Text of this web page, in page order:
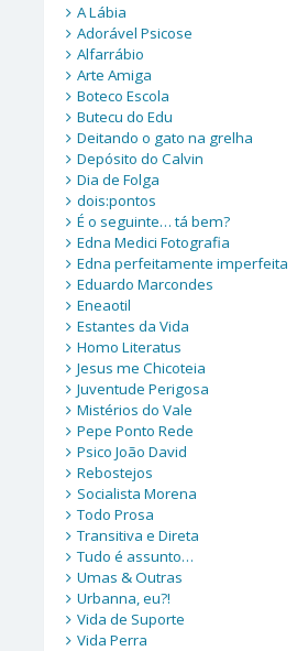
A Lábia
Adorável Psicose
Alfarrábio
Arte Amiga
Boteco Escola
Butecu do Edu
Deitando o gato na grelha
Depósito do Calvin
Dia de Folga
dois:pontos
É o seguinte… tá bem?
Edna Medici Fotografia
Edna perfeitamente imperfeita
Eduardo Marcondes
Eneaotil
Estantes da Vida
Homo Literatus
Jesus me Chicoteia
Juventude Perigosa
Mistérios do Vale
Pepe Ponto Rede
Psico João David
Rebostejos
Socialista Morena
Todo Prosa
Transitiva e Direta
Tudo é assunto…
Umas & Outras
Urbanna, eu?!
Vida de Suporte
Vida Perra